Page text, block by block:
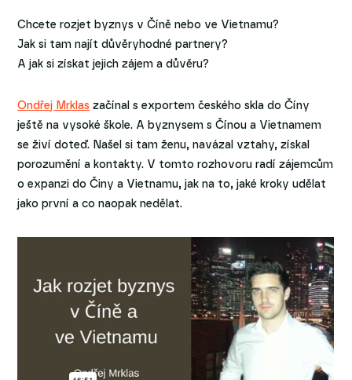
Chcete rozjet byznys v Číně nebo ve Vietnamu?
Jak si tam najít důvěryhodné partnery?
A jak si získat jejich zájem a důvěru?
Ondřej Mrklas začínal s exportem českého skla do Číny
ještě na vysoké škole. A byznysem s Čínou a Vietnamem
se živí doteď. Našel si tam ženu, navázal vztahy, získal
porozumění a kontakty. V tomto rozhovoru radí zájemcům
o expanzi do Činy a Vietnamu, jak na to, jaké kroky udělat
jako první a co naopak nedělat.